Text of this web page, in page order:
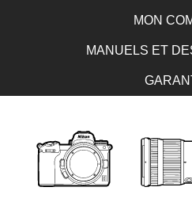
MON
MANUELS ET